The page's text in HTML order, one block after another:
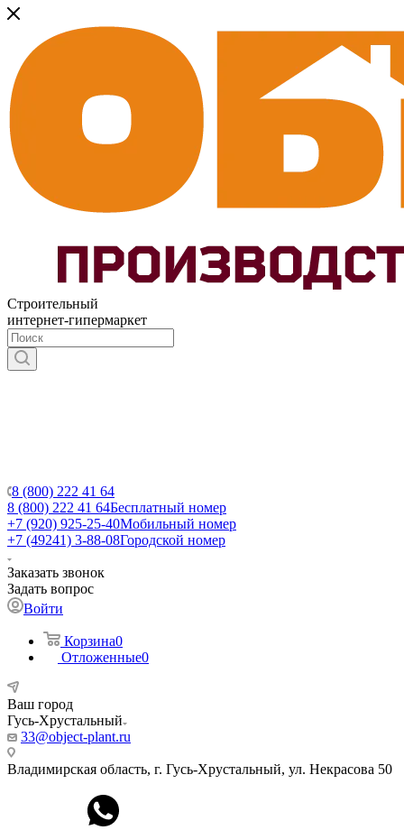
Строительный
интернет-гипермаркет
8 (800) 222 41 64
8 (800) 222 41 64Бесплатный номер
+7 (920) 925-25-40Мобильный номер
+7 (49241) 3-88-08Городской номер
Заказать звонок
Задать вопрос
Войти
Корзина0
Отложенные0
Ваш город
Гусь-Хрустальный
33@object-plant.ru
Владимирская область, г. Гусь-Хрустальный, ул. Некрасова 50